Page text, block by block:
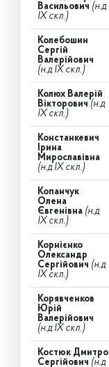
Васильович (н.д
IX скл.)
Колебошин
Сергій
Валерійович
(н.д IX скл.)
Колюх Валерій
Вікторович (н.д
IX скл.)
Констанкевич
Ірина
Мирославівна
(н.д IX скл.)
Копанчук
Олена
Євгенівна (н.д
IX скл.)
Корнієнко
Олександр
Сергійович (н.д
IX скл.)
Корявченков
Юрій
Валерійович
(н.д IX скл.)
Костюк Дмитро
Сергійович (н.д